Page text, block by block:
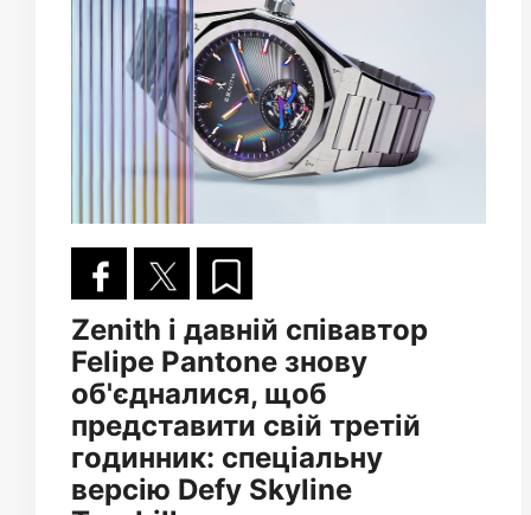
Zenith і давній співавтор
Felipe Pantone знову
об'єдналися, щоб
представити свій третій
годинник: спеціальну
версію Defy Skyline